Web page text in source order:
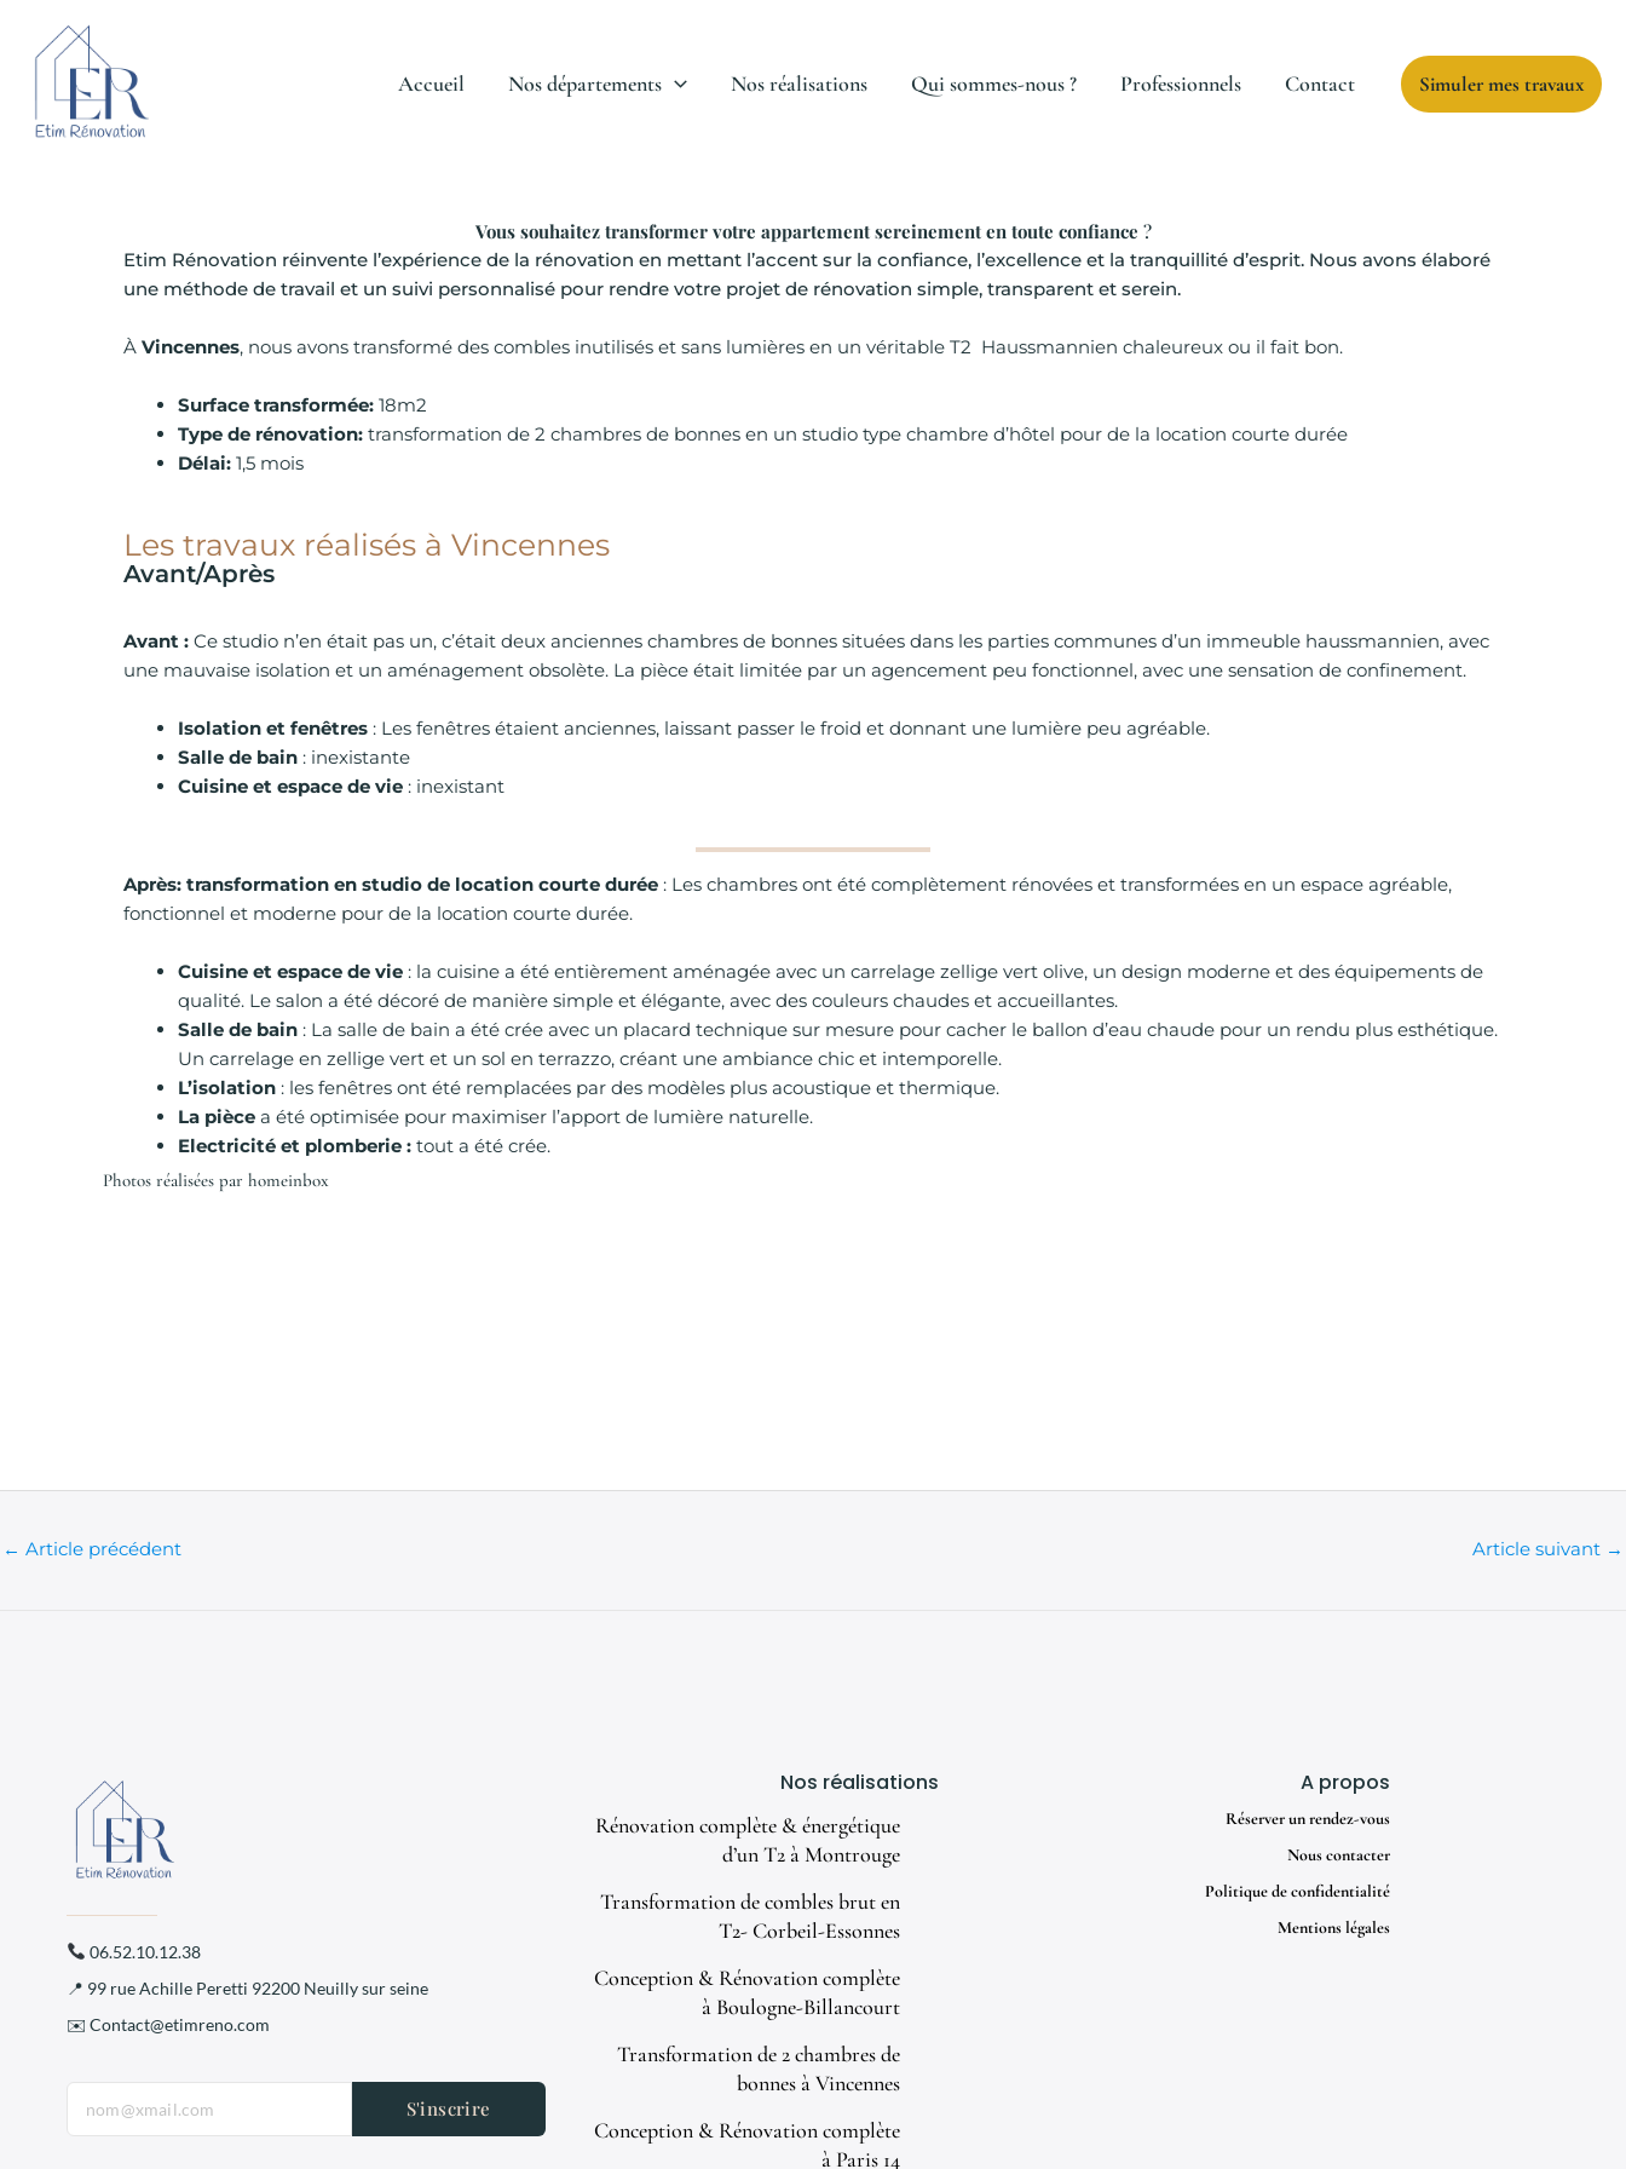
contenu
Accueil Nos départements Nos réalisations Qui sommes-nous ? Professionnels Contact Simuler mes travaux
Vous souhaitez transformer votre appartement sereinement en toute confiance ?
Etim Rénovation réinvente l’expérience de la rénovation en mettant l’accent sur la confiance, l’excellence et la tranquillité d’esprit. Nous avons élaboré
une méthode de travail et un suivi personnalisé pour rendre votre projet de rénovation simple, transparent et serein.
À Vincennes, nous avons transformé des combles inutilisés et sans lumières en un véritable T2 Haussmannien chaleureux ou il fait bon.
Surface transformée: 18m2
Type de rénovation: transformation de 2 chambres de bonnes en un studio type chambre d’hôtel pour de la location courte durée
Délai: 1,5 mois
Les travaux réalisés à Vincennes
Avant/Après
Avant : Ce studio n’en était pas un, c’était deux anciennes chambres de bonnes situées dans les parties communes d’un immeuble haussmannien, avec
une mauvaise isolation et un aménagement obsolète. La pièce était limitée par un agencement peu fonctionnel, avec une sensation de confinement.
Isolation et fenêtres : Les fenêtres étaient anciennes, laissant passer le froid et donnant une lumière peu agréable.
Salle de bain : inexistante
Cuisine et espace de vie : inexistant
Après: transformation en studio de location courte durée : Les chambres ont été complètement rénovées et transformées en un espace agréable,
fonctionnel et moderne pour de la location courte durée.
Cuisine et espace de vie : la cuisine a été entièrement aménagée avec un carrelage zellige vert olive, un design moderne et des équipements de
qualité. Le salon a été décoré de manière simple et élégante, avec des couleurs chaudes et accueillantes.
Salle de bain : La salle de bain a été crée avec un placard technique sur mesure pour cacher le ballon d’eau chaude pour un rendu plus esthétique.
Un carrelage en zellige vert et un sol en terrazzo, créant une ambiance chic et intemporelle.
L’isolation : les fenêtres ont été remplacées par des modèles plus acoustique et thermique.
La pièce a été optimisée pour maximiser l’apport de lumière naturelle.
Electricité et plomberie : tout a été crée.
Photos réalisées par homeinbox
← Article précédent Article suivant →
06.52.10.12.38
📍 99 rue Achille Peretti 92200 Neuilly sur seine
✉️ Contact@etimreno.com
S'inscrire
Nos réalisations
Rénovation complète & énergétique
d’un T2 à Montrouge
Transformation de combles brut en
T2- Corbeil-Essonnes
Conception & Rénovation complète
à Boulogne-Billancourt
Transformation de 2 chambres de
bonnes à Vincennes
Conception & Rénovation complète
à Paris 14
A propos
Réserver un rendez-vous
Nous contacter
Politique de confidentialité
Mentions légales